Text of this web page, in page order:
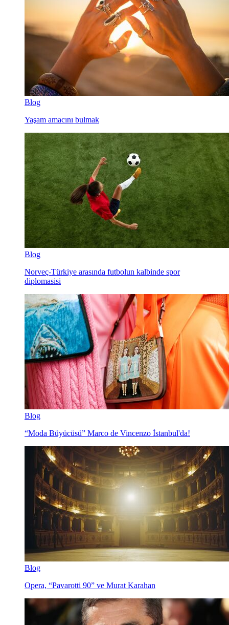
Blog
Yaşam amacını bulmak
Blog
Norveç-Türkiye arasında futbolun kalbinde spor
diplomasisi
Blog
“Moda Büyücüsü” Marco de Vincenzo İstanbul'da!
Blog
Opera, “Pavarotti 90” ve Murat Karahan